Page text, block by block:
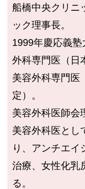
船橋中央クリニ
ック理事長。
1999年慶応義塾
外科専門医（日
美容外科専門医
定）。
美容外科医師会
美容外科医とし
り、アンチエイ
治療、女性化乳
る。